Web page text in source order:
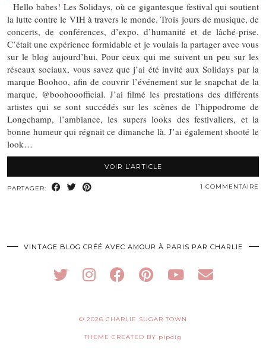
Hello babes! Les Solidays, où ce gigantesque festival qui soutient
la lutte contre le VIH à travers le monde. Trois jours de musique, de
concerts, de conférences, d’expo, d’humanité et de lâché-prise.
C’était une expérience formidable et je voulais la partager avec vous
sur le blog aujourd’hui. Pour ceux qui me suivent un peu sur les
réseaux sociaux, vous savez que j’ai été invité aux Solidays par la
marque Boohoo, afin de couvrir l’événement sur le snapchat de la
marque, @boohooofficial. J’ai filmé les prestations des différents
artistes qui se sont succédés sur les scènes de l’hippodrome de
Longchamp, l’ambiance, les supers looks des festivaliers, et la
bonne humeur qui régnait ce dimanche là. J’ai également shooté le
look…
VOIR L’ARTICLE
PARTAGER: 1 COMMENTAIRE
VINTAGE BLOG CRÉÉ AVEC AMOUR À PARIS PAR CHARLIE
© 2026 CHARLIE SUGAR TOWN
THEME CREATED BY pipdig